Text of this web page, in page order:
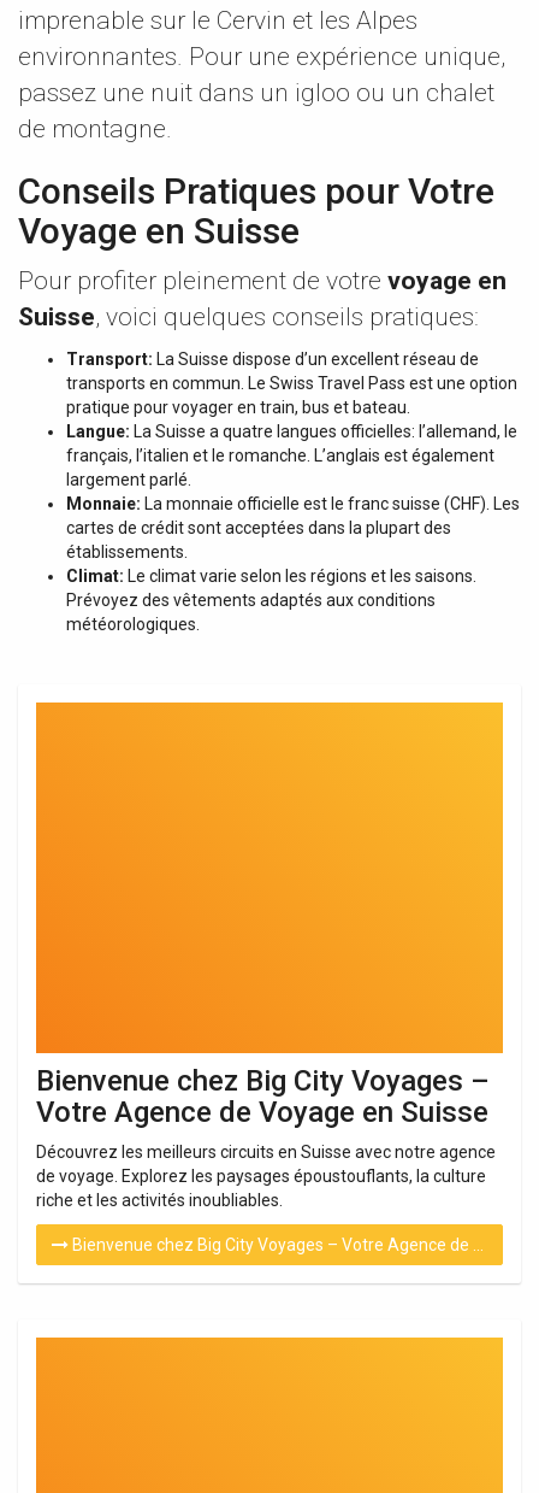
imprenable sur le Cervin et les Alpes
environnantes. Pour une expérience unique,
passez une nuit dans un igloo ou un chalet
de montagne.
Conseils Pratiques pour Votre
Voyage en Suisse
Pour profiter pleinement de votre voyage en
Suisse, voici quelques conseils pratiques:
Transport: La Suisse dispose d’un excellent réseau de
transports en commun. Le Swiss Travel Pass est une option
pratique pour voyager en train, bus et bateau.
Langue: La Suisse a quatre langues officielles: l’allemand, le
français, l’italien et le romanche. L’anglais est également
largement parlé.
Monnaie: La monnaie officielle est le franc suisse (CHF). Les
cartes de crédit sont acceptées dans la plupart des
établissements.
Climat: Le climat varie selon les régions et les saisons.
Prévoyez des vêtements adaptés aux conditions
météorologiques.
Bienvenue chez Big City Voyages –
Votre Agence de Voyage en Suisse
Découvrez les meilleurs circuits en Suisse avec notre agence
de voyage. Explorez les paysages époustouflants, la culture
riche et les activités inoubliables.
Bienvenue chez Big City Voyages – Votre Agence de Voyage en Suisse